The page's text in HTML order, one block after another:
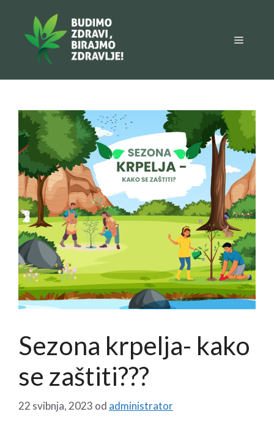
Sezona krpelja- kako
se zaštiti???
22 svibnja, 2023 od administrator